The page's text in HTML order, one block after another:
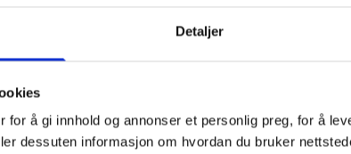
Detaljer
for å gi innhold og annonser et personlig preg, for å
dessuten informasjon om hvordan du bruker
en workshop med den dyktige DIVA-gjengen.
verktøy både for ansatte og innbyggere, og